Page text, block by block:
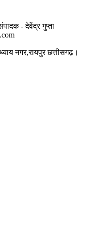
- देवेंद्र गुप्ता
नगर,रायपुर छत्तीसगढ़।